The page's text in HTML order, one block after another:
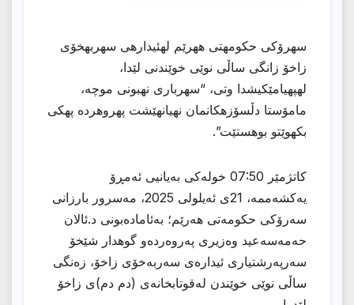
سهرۆكى حكومهتى ههرێم لهئیدارهى سهربهخۆى
زاخۆ زانگى ساڵى نوێى خوێندنى لێدا،
لهپهیامێكیشدا وتى، “سهربارى نهبونى موچه،
مامۆستا دڵسۆزهكانمان نهیانهێشت پهروهرده پهكى
بكهوێتو بوهستێت”.
کاتژمێر 07:50 خولەکی بەیانیی ئەمڕۆ
یەکشەممە، 21ی ئەیلولی 2025، مەسرور بارزانی
سەرۆکی حکومەتی هەرێم؛ بەئامادەبونی د.ئالان
حەمەسەعید وەزیری پەروەردەو گوهدار شێخۆ
سەرپەرشتیاری ئیدارەی سەربەخۆی زاخۆ، زەنگی
ساڵی نوێی خوێندن لەقوتابخانەی (دم دم)ی زاخۆ